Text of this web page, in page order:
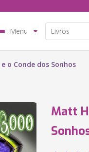
Menu
o Conde dos Sonhos
Matt